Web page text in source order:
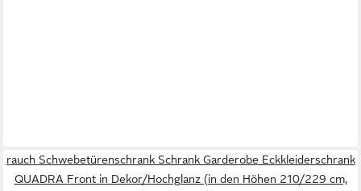
rauch Schwebetürenschrank Schrank Garderobe Eckkleiderschrank
QUADRA Front in Dekor/Hochglanz (in den Höhen 210/229 cm,